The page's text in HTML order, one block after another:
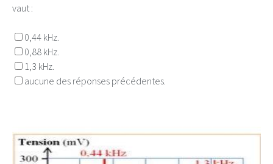
vaut :
0,44 kHz.
0,88 kHz.
1,3 kHz.
aucune des réponses précédentes.